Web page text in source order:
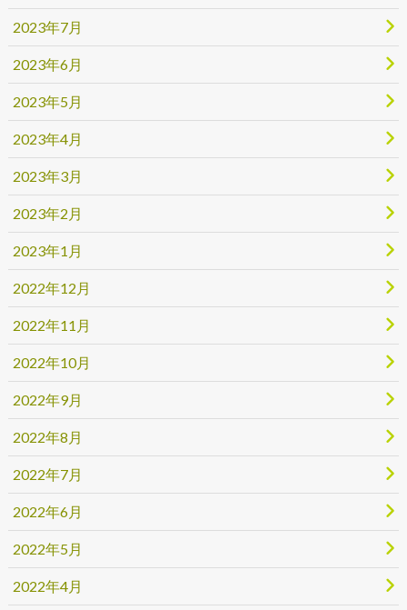
2023年7月
2023年6月
2023年5月
2023年4月
2023年3月
2023年2月
2023年1月
2022年12月
2022年11月
2022年10月
2022年9月
2022年8月
2022年7月
2022年6月
2022年5月
2022年4月